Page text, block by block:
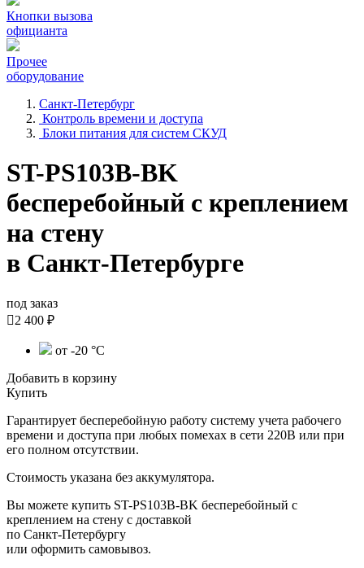
Кнопки вызова
официанта
Прочее
оборудование
Санкт-Петербург
Контроль времени и доступа
Блоки питания для систем СКУД
ST-PS103B-BK
бесперебойный с креплением
на стену
в Санкт-Петербурге
под заказ
2 400 ₽
от -20 °С
Добавить в корзину
Купить
Гарантирует бесперебойную работу систему учета рабочего
времени и доступа при любых помехах в сети 220В или при
его полном отсутствии.
Стоимость указана без аккумулятора.
Вы можете купить ST-PS103B-BK бесперебойный с
креплением на стену с доставкой
по Санкт-Петербургу
или оформить самовывоз.